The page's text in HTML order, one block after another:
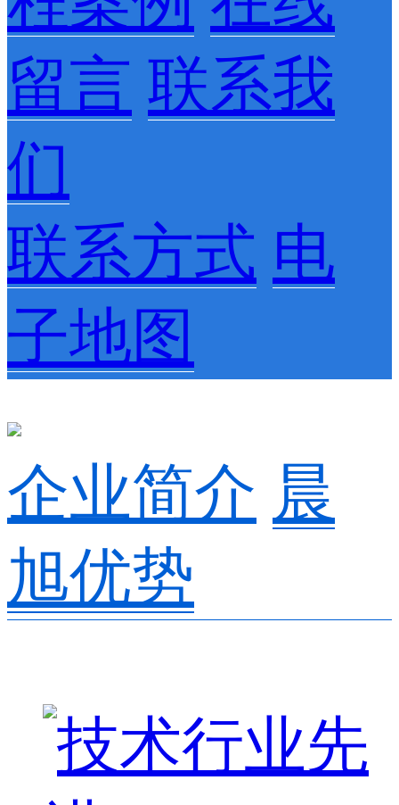
留言 联系我
们
联系方式 电
子地图
企业简介 晨
旭优势